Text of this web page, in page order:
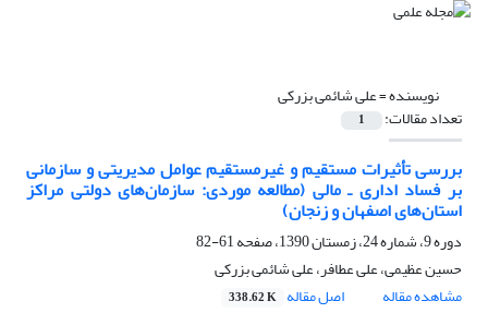
نویسنده =علی شائمی بزرکی
تعداد مقالات: 1
بررسی تأثیرات مستقیم و غیرمستقیم عوامل مدیریتی و سازمانی
بر فساد اداری ـ مالی (مطالعه موردی: سازمان‌های دولتی مراکز
استان‌های اصفهان و زنجان)
دوره 9، شماره 24، زمستان 1390، صفحه
61-82
حسین عظیمی، علی عطافر، علی شائمی بزرکی
مشاهده مقاله
اصل مقاله 338.62 K